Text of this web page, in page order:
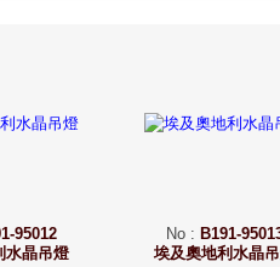
95012
水晶吊燈
No : B191-
埃及奧地利水晶